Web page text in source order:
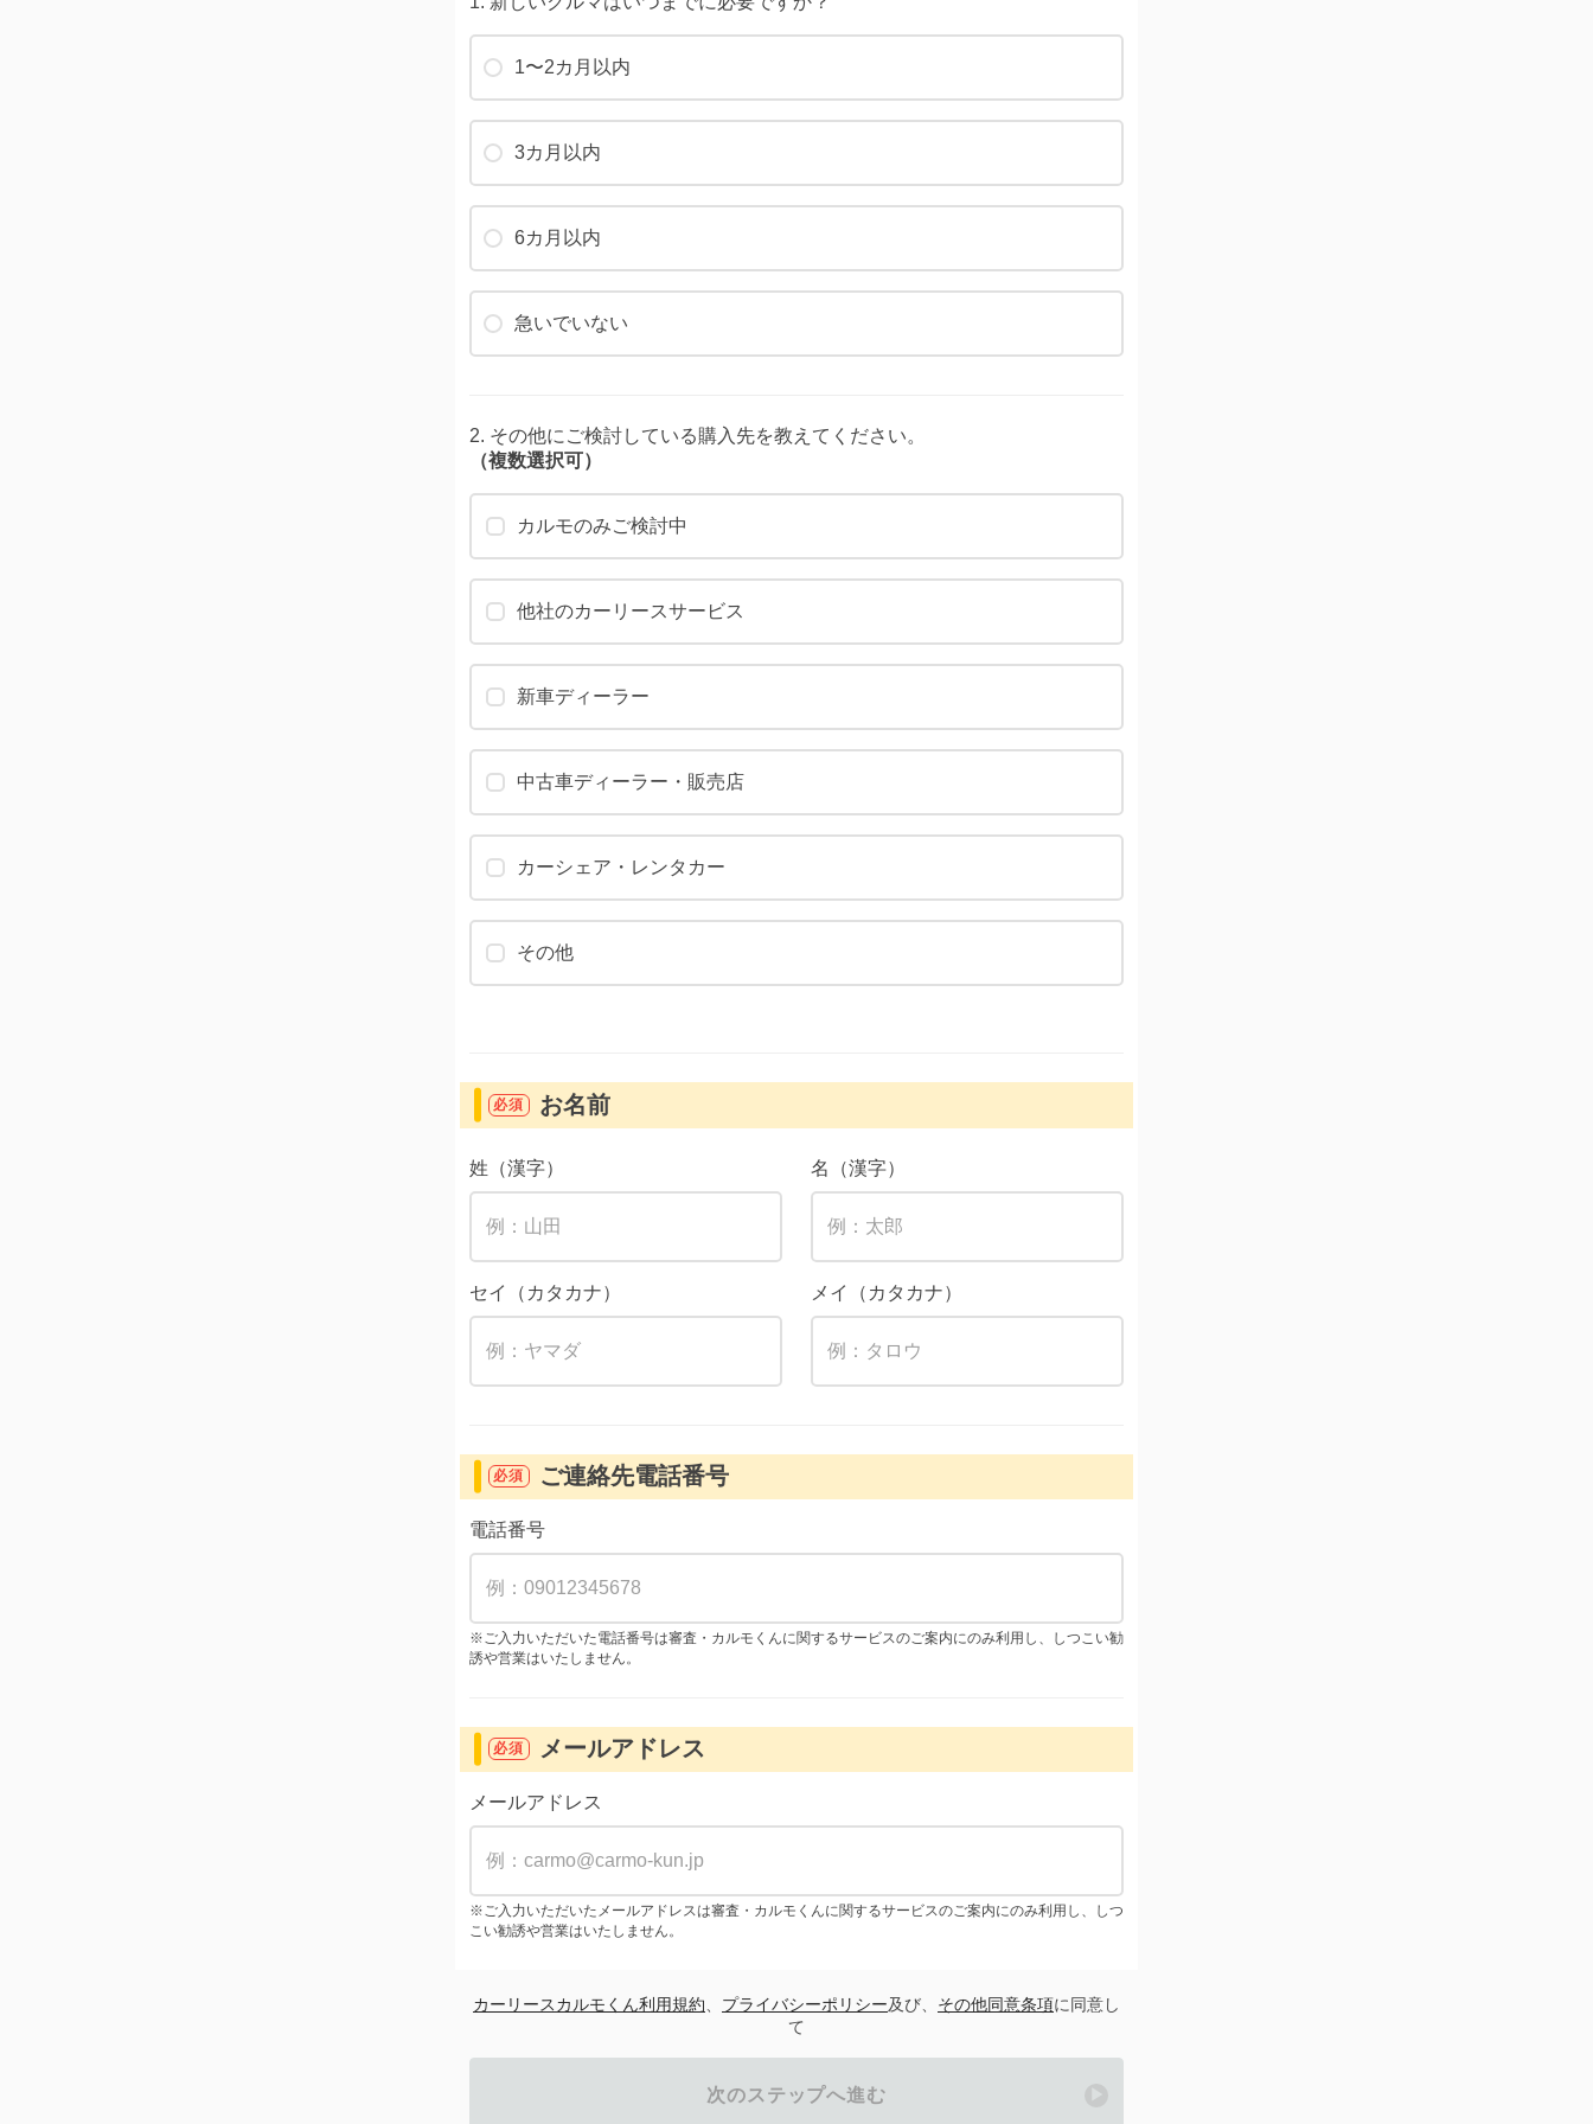
1〜2カ月以内
3カ月以内
6カ月以内
急いでいない
2. その他にご検討している購入先を教えてください。
（複数選択可）
カルモのみご検討中
他社のカーリースサービス
新車ディーラー
中古車ディーラー・販売店
カーシェア・レンタカー
その他
必須 お名前
姓（漢字） 名（漢字）
セイ（カタカナ） メイ（カタカナ）
必須 ご連絡先電話番号
電話番号
※ご入力いただいた電話番号は審査・カルモくんに関するサービスのご案内にのみ利用し、しつこい勧
誘や営業はいたしません。
必須 メールアドレス
メールアドレス
※ご入力いただいたメールアドレスは審査・カルモくんに関するサービスのご案内にのみ利用し、しつ
こい勧誘や営業はいたしません。
カーリースカルモくん利用規約 プライバシーポリシー及び、 その他同意条項に同意し
て
次のステップへ進む